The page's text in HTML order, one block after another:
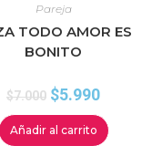
Pareja
TODO AMOR ES
BONITO
$7.000 $5.990
Añadir al carrito